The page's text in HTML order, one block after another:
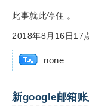
此事就此停住 。
2018年8月16日17
none
新google邮箱